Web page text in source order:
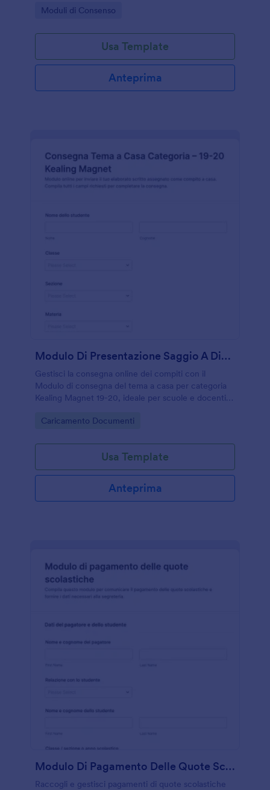
autorizzazioni alla condivisione dei dati degli
Go to Category:
Moduli di Consenso
Usa Template
Anteprima
Modulo Di Presentazione Saggio A Distanza Kealing Magnet
Gestisci la consegna online dei compiti con il
Modulo di consegna del tema a casa per categoria
Kealing Magnet 19-20, ideale per scuole e docenti
ricezione in modo ordinato.
Go to Category:
Caricamento Documenti
Usa Template
Anteprima
Modulo Di Pagamento Delle Quote Scolastiche
Raccogli e gestisci pagamenti di quote scolastiche